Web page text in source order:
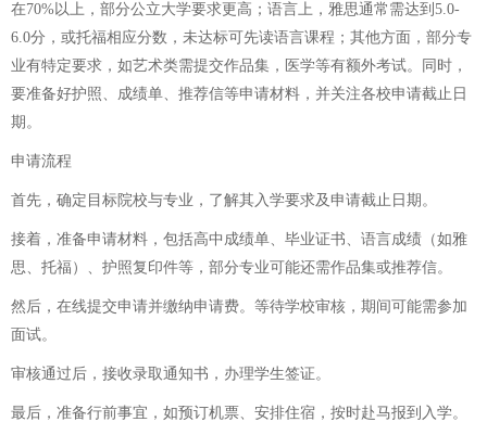
在70%以上，部分公立大学要求更高；语言上，雅思通常需达到5.0-
6.0分，或托福相应分数，未达标可先读语言课程；其他方面，部分专
业有特定要求，如艺术类需提交作品集，医学等有额外考试。同时，
要准备好护照、成绩单、推荐信等申请材料，并关注各校申请截止日
期。
申请流程
首先，确定目标院校与专业，了解其入学要求及申请截止日期。
接着，准备申请材料，包括高中成绩单、毕业证书、语言成绩（如雅
思、托福）、护照复印件等，部分专业可能还需作品集或推荐信。
然后，在线提交申请并缴纳申请费。等待学校审核，期间可能需参加
面试。
审核通过后，接收录取通知书，办理学生签证。
最后，准备行前事宜，如预订机票、安排住宿，按时赴马报到入学。